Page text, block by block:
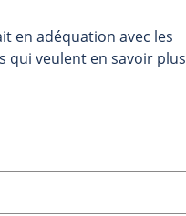
en adéquation avec les
qui veulent en savoir plus